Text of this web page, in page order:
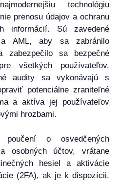
technológiu
prenosu údajov a ochranu
informácií. Sú zavedené
AML, aby sa zabránilo
zabezpečilo sa bezpečné
všetkých používateľov.
audity sa vykonávajú s
potenciálne zraniteľné
a aktíva jej používateľov
hrozbami.
o osvedčených
osobných účtov, vrátane
hesiel a aktivácie
(2FA), ak je k dispozícii.